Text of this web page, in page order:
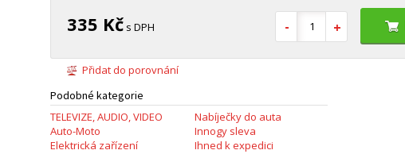
335 Kč s DPH
Přidat do porovnání
Podobné kategorie
TELEVIZE, AUDIO, VIDEO
Auto-Moto
Elektrická zařízení
Nabíječky do auta
Innogy sleva
Ihned k expedici